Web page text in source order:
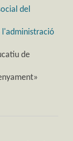
del
l'administració
de